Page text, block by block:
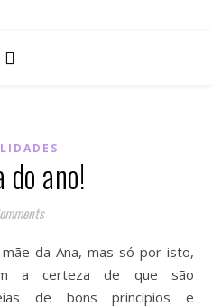
do ano!
a certeza de que são
de bons princípios e